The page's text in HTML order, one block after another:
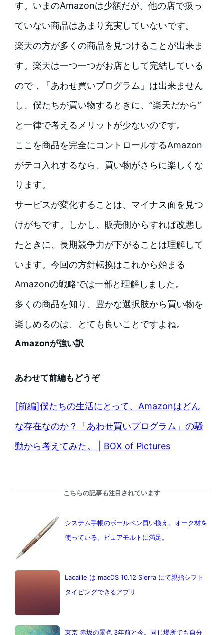
す。いまのAmazonは少額だが、他の店で扱っ
ていない商品はあまり充実していないです。
楽天の方が多くの商品を見つけることが出来ま
す。楽天は一つ一つがお店として完結している
ので，「あわせ買いプログラム」は出来ません
し、僕たちが買い物するときに、”楽天だから”
と一律で考えるメリットが少ないのです。
ここを商品を完全にコントロールするAmazon
がテコ入れするなら、買い物がさらに楽しくな
ります。
サービスが変化することは、マイナス面を見つ
けがちです。しかし、販売側からすれば改悪し
たときに、長期競争力が下がることは理解して
います。今回の方針転換はこれから始まる
Amazonの戦略では一部と理解しました。
多くの商品を知り、豊かな選択肢から買い物を
楽しめるのは、とても良いことですよね。
Amazonが強い訳
あわせて前編もどうぞ
[前編]僕たちの生活にとって、Amazonはどん
な存在なのか？「あわせ買いプログラム」の騒
動から考えてみた。 | BOX of Pictures
こちらの記事も注目されています
システム手帳のボールペン買い換え。オーク材を
使っている。ピュアモルトに満足。
Lacaille は macOS 10.12 Sierra にて親指シフト
タイピングできるアプリ
東京 赤坂の景色 3年前と今。同じ場所でも自分